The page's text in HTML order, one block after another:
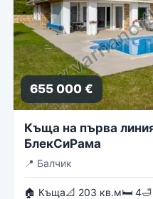
655 000 €
Къща на първа
БлекСиРама
📍 Балчик
🏠 Къща📐 203 кв.м🛏 4